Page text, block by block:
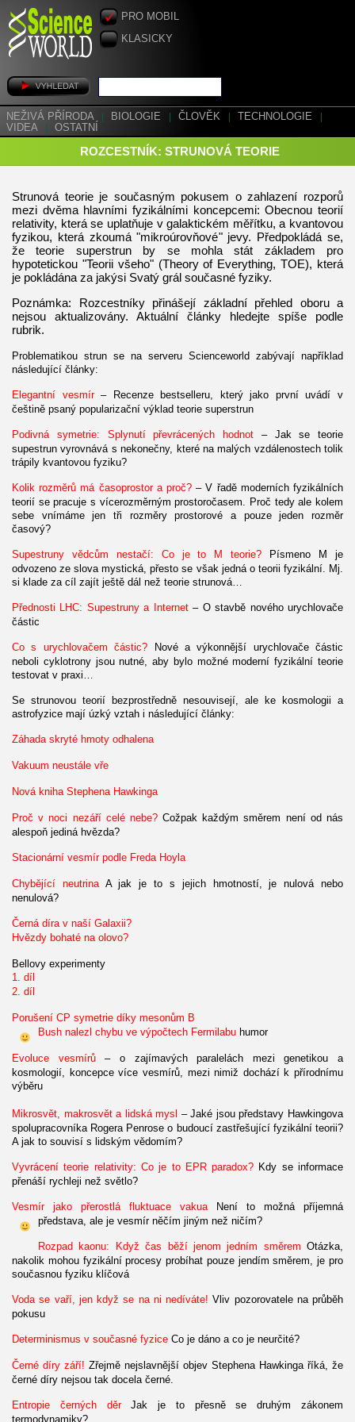
PRO MOBIL
KLASICKY
NEŽIVÁ PŘÍRODA BIOLOGIE ČLOVĚK TECHNOLOGIE
VIDEA
OSTATNÍ
ROZCESTNÍK: STRUNOVÁ TEORIE
Strunová teorie je současným pokusem o zahlazení rozporů
mezi dvěma hlavními fyzikálními koncepcemi: Obecnou teorií
relativity, která se uplatňuje v galaktickém měřítku, a kvantovou
fyzikou, která zkoumá "mikroúrovňové" jevy. Předpokládá se,
že teorie superstrun by se mohla stát základem pro
hypotetickou "Teorii všeho" (Theory of Everything, TOE), která
je pokládána za jakýsi Svatý grál současné fyziky.
Poznámka: Rozcestníky přinášejí základní přehled oboru a
nejsou aktualizovány. Aktuální články hledejte spíše podle
rubrik.
Problematikou strun se na serveru Scienceworld zabývají například
následující články:
Elegantní vesmír– Recenze bestselleru, který jako první uvádí v
češtině psaný popularizační výklad teorie superstrun
Podivná symetrie: Splynutí převrácených hodnot – Jak se teorie
supestrun vyrovnává s nekonečny, které na malých vzdálenostech tolik
trápily kvantovou fyziku?
Kolik rozměrů má časoprostor a proč? – V řadě moderních fyzikálních
teorií se pracuje s vícerozměrným prostoročasem. Proč tedy ale kolem
sebe vnímáme jen tři rozměry prostorové a pouze jeden rozměr
časový?
Supestruny vědcům nestačí: Co je to M teorie? Písmeno M je
odvozeno ze slova mystická, přesto se však jedná o teorii fyzikální. Mj.
si klade za cíl zajít ještě dál než teorie strunová…
Přednosti LHC: Supestruny a Internet– O stavbě nového urychlovače
částic
Co s urychlovačem částic? Nové a výkonnější urychlovače částic
neboli cyklotrony jsou nutné, aby bylo možné moderní fyzikální teorie
testovat v praxi…
Se strunovou teorií bezprostředně nesouvisejí, ale ke kosmologii a
astrofyzice mají úzký vztah i následující články:
Záhada skryté hmoty odhalena
Vakuum neustále vře
Nová kniha Stephena Hawkinga
Proč v noci nezáří celé nebe?Cožpak každým směrem není od nás
alespoň jediná hvězda?
Stacionární vesmír podle Freda Hoyla
Chybějící neutrinaA jak je to s jejich hmotností, je nulová nebo
nenulová?
Černá díra v naší Galaxii?
Hvězdy bohaté na olovo?
Bellovy experimenty
1. díl
2. díl
Porušení CP symetrie díky mesonům B
Bush nalezl chybu ve výpočtech Fermilabu humor
Evoluce vesmírů– o zajímavých paralelách mezi genetikou a
kosmologií, koncepce více vesmírů, mezi nimiž dochází k přírodnímu
výběru
Mikrosvět, makrosvět a lidská mysl – Jaké jsou představy Hawkingova
spolupracovníka Rogera Penrose o budoucí zastřešující fyzikální teorii?
A jak to souvisí s lidským vědomím?
Vyvrácení teorie relativity: Co je to EPR paradox? Kdy se informace
přenáší rychleji než světlo?
Vesmír jako přerostlá fluktuace vakua Není to možná příjemná
představa, ale je vesmír něčím jiným než ničím?
Rozpad kaonu: Když čas běží jenom jedním směrem Otázka,
nakolik mohou fyzikální procesy probíhat pouze jendím směrem, je pro
současnou fyziku klíčová
Voda se vaří, jen když se na ni nedíváte! Vliv pozorovatele na průběh
pokusu
Determinismus v současné fyzice Co je dáno a co je neurčité?
Černé díry září! Zřejmě nejslavnější objev Stephena Hawkinga říká, že
černé díry nejsou tak docela černé.
Entropie černých děrJak je to přesně se druhým zákonem
termodynamiky?